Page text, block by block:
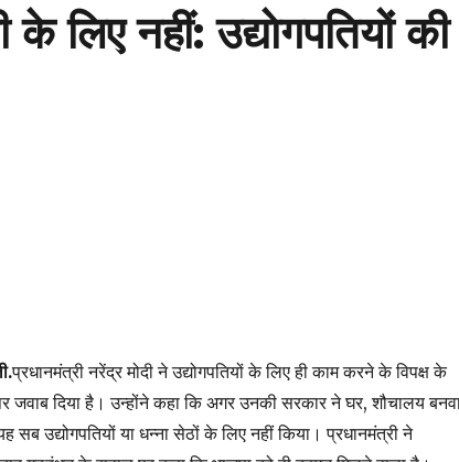
लिए नहीं: उद्याेगपतियों की
प्रधानमंत्री नरेंद्र मोदी ने उद्योगपतियों के लिए ही काम करने के विपक्ष के
जवाब दिया है। उन्होंने कहा कि अगर उनकी सरकार ने घर, शौचालय
उद्योगपतियों या धन्ना सेठों के लिए नहीं किया। प्रधानमंत्री ने